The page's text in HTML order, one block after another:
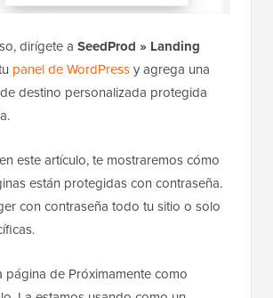
dirígete a SeedProd » Landing
panel de WordPressy agrega una
destino personalizada protegida
este artículo, te mostraremos cómo
están protegidas con contraseña.
con contraseña todo tu sitio o solo
página de Próximamente como